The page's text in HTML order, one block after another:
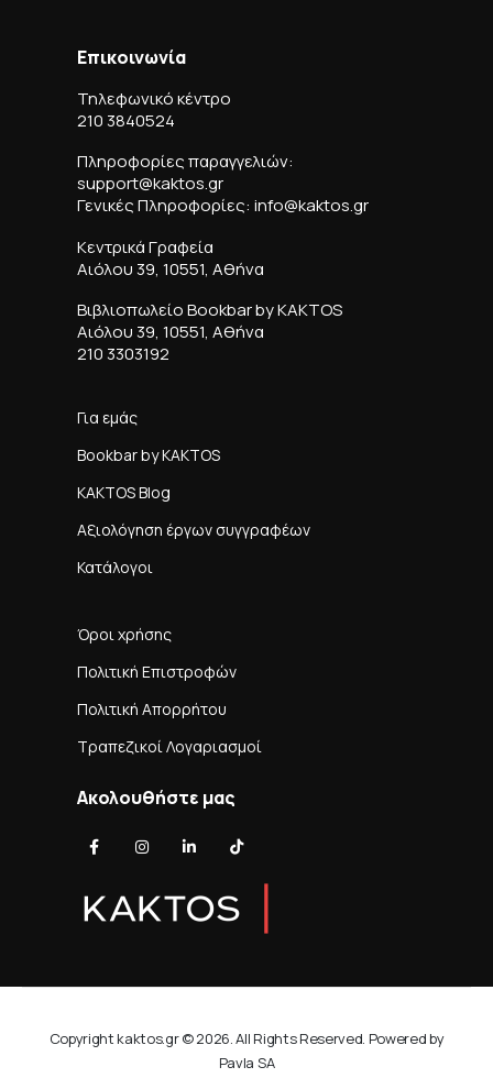
Επικοινωνία
Τηλεφωνικό κέντρο
210 3840524
Πληροφορίες παραγγελιών:
support@kaktos.gr
Γενικές Πληροφορίες: info@kaktos.gr
Κεντρικά Γραφεία
Αιόλου 39, 10551, Αθήνα
Βιβλιοπωλείο Bookbar by KAKTOS
Αιόλου 39, 10551, Αθήνα
210 3303192
Για εμάς
Bookbar by KAKTOS
KAKTOS Blog
Αξιολόγηση έργων συγγραφέων
Κατάλογοι
Όροι χρήσης
Πολιτική Επιστροφών
Πολιτική Απορρήτου
Τραπεζικοί Λογαριασμοί
Ακολουθήστε μας
Copyright kaktos.gr © 2026. All Rights Reserved. Powered by
Pavla SA